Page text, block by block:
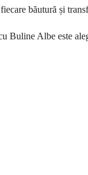
băutură și
Buline Albe este